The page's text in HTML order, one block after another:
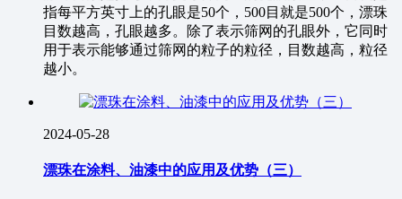
指每平方英寸上的孔眼是50个，500目就是500个，漂珠
目数越高，孔眼越多。除了表示筛网的孔眼外，它同时
用于表示能够通过筛网的粒子的粒径，目数越高，粒径
越小。
2024-05-28
漂珠在涂料、油漆中的应用及优势（三）